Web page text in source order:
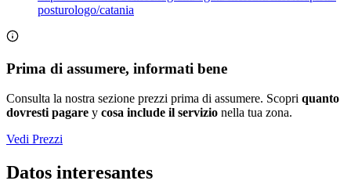
posturologo/catania
Prima di assumere, informati bene
Consulta la nostra sezione prezzi prima di assumere. Scopri quanto
dovresti pagare y cosa include il servizio nella tua zona.
Vedi Prezzi
Datos interesantes